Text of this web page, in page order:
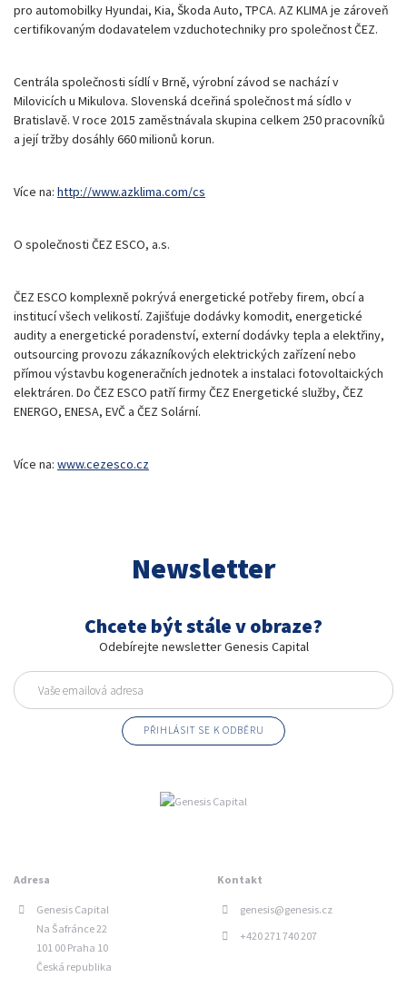
pro automobilky Hyundai, Kia, Škoda Auto, TPCA. AZ KLIMA je zároveň
certifikovaným dodavatelem vzduchotechniky pro společnost ČEZ.
Centrála společnosti sídlí v Brně, výrobní závod se nachází v
Milovicích u Mikulova. Slovenská dceřiná společnost má sídlo v
Bratislavě. V roce 2015 zaměstnávala skupina celkem 250 pracovníků
a její tržby dosáhly 660 milionů korun.
Více na: http://www.azklima.com/cs
O společnosti ČEZ ESCO, a.s.
ČEZ ESCO komplexně pokrývá energetické potřeby firem, obcí a
institucí všech velikostí. Zajišťuje dodávky komodit, energetické
audity a energetické poradenství, externí dodávky tepla a elektřiny,
outsourcing provozu zákazníkových elektrických zařízení nebo
přímou výstavbu kogeneračních jednotek a instalaci fotovoltaických
elektráren. Do ČEZ ESCO patří firmy ČEZ Energetické služby, ČEZ
ENERGO, ENESA, EVČ a ČEZ Solární.
Více na: www.cezesco.cz
Newsletter
Chcete být stále v obraze?
Odebírejte newsletter Genesis Capital
Adresa
Genesis Capital
Na Šafránce 22
101 00 Praha 10
Česká republika
Kontakt
genesis@genesis.cz
+420 271 740 207